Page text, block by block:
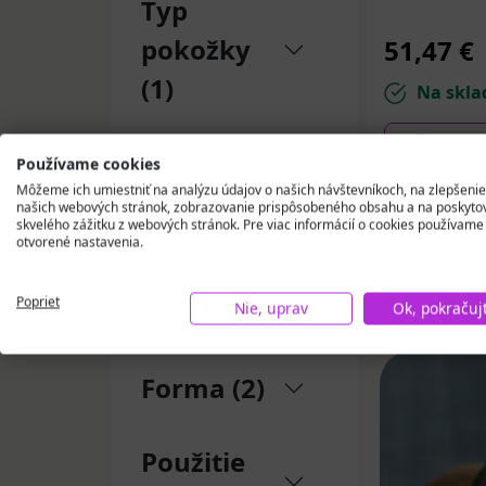
Typ
pokožky
(1)
Trápi ma
(1)
na (1)
Forma (2)
Použitie
51,47 €
Na
Medi
Používame cookies
Môžeme ich umiestniť na analýzu údajov o našich návštevníkoch, na zlepšenie
našich webových stránok, zobrazovanie prispôsobeného obsahu a na
skvelého zážitku z webových stránok. Pre viac informácií o cookies používame
otvorené nastavenia.
Poprieť Nie, uprav Ok,